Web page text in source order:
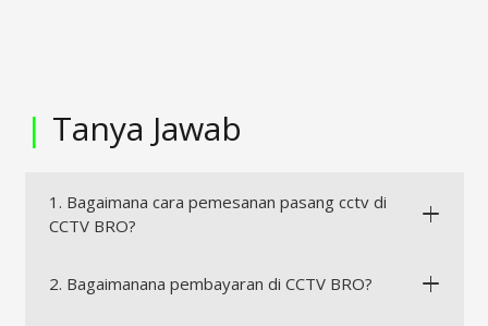
| Tanya Jawab
1. Bagaimana cara pemesanan pasang cctv di
CCTV BRO?
2. Bagaimanana pembayaran di CCTV BRO?